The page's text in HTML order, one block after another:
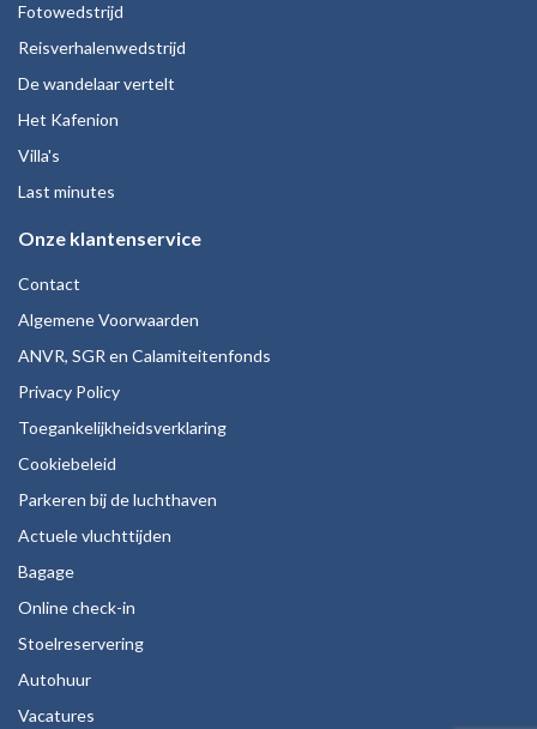
Fotowedstrijd
Reisverhalenwedstrijd
De wandelaar vertelt
Het Kafenion
Villa's
Last minutes
Onze klantenservice
Contact
Algemene Voorwaarden
ANVR, SGR en Calamiteitenfonds
Privacy Policy
Toegankelijkheidsverklaring
Cookiebeleid
Parkeren bij de luchthaven
Actuele vluchttijden
Bagage
Online check-in
Stoelreservering
Autohuur
Vacatures